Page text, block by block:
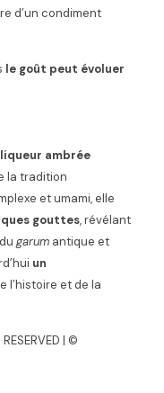
d’un condiment
le goût peut évoluer
liqueur ambrée
la tradition
et umami, elle
gouttes, révélant
dugarum antique et
un
l’histoire et de la
| ©